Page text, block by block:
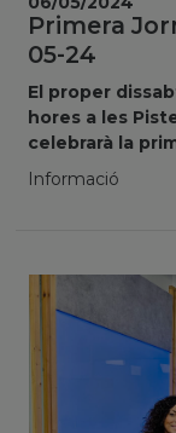
Primera
05-24
El proper
hores a les
celebrarà la
Informació